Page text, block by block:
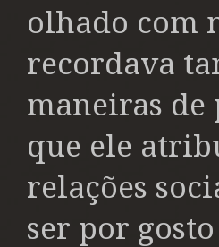
olhado com
recordava
maneiras
que ele
relações
ser por